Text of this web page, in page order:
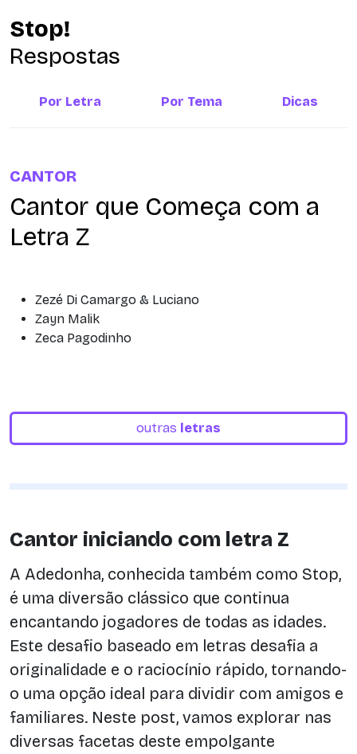
Stop!
Respostas
Por Letra Por Tema Dicas
CANTOR
Cantor que Começa com a
Letra Z
Zezé Di Camargo & Luciano
Zayn Malik
Zeca Pagodinho
outras letras
Cantor iniciando com letra Z
A Adedonha, conhecida também como Stop,
é uma diversão clássico que continua
encantando jogadores de todas as idades.
Este desafio baseado em letras desafia a
originalidade e o raciocínio rápido, tornando-
o uma opção ideal para dividir com amigos e
familiares. Neste post, vamos explorar nas
diversas facetas deste empolgante